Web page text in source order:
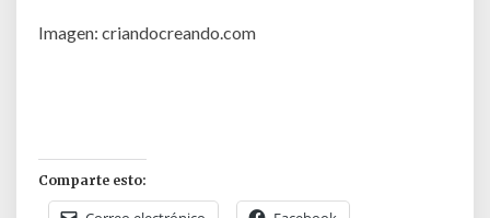
Imagen: criandocreando.com
Comparte esto: